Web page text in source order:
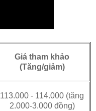
Giá tham khảo
(Tăng/giảm)
113.000 - 114.000 (tăng
2.000-3.000 đồng)